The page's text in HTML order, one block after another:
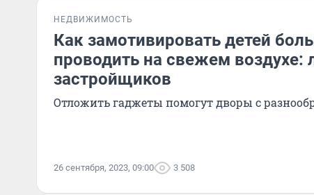
НЕДВИЖИМОСТЬ
Как замотивировать детей
проводить на свежем воздухе:
застройщиков
Отложить гаджеты помогут дворы с
26 сентября, 2023, 09:00 3 508